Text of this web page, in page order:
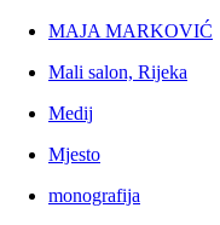
MAJA MARKOVIĆ
Mali salon, Rijeka
Medij
Mjesto
monografija